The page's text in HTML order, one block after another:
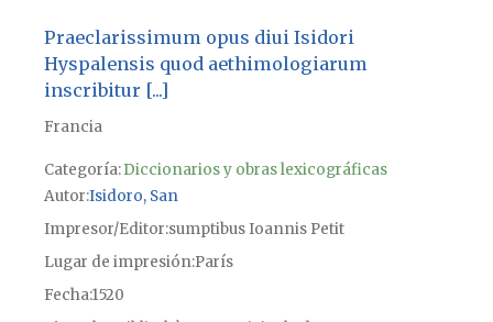
Praeclarissimum opus diui Isidori
Hyspalensis quod aethimologiarum
inscribitur [...]
Francia
Categoría:Diccionarios y obras lexicográficas
Autor Isidoro, San
Impresor/Editor sumptibus Ioannis Petit
Lugar de impresiónParís
Fecha1520